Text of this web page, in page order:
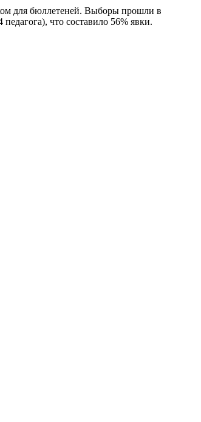
для бюллетеней. Выборы прошли в
что составило 56% явки.